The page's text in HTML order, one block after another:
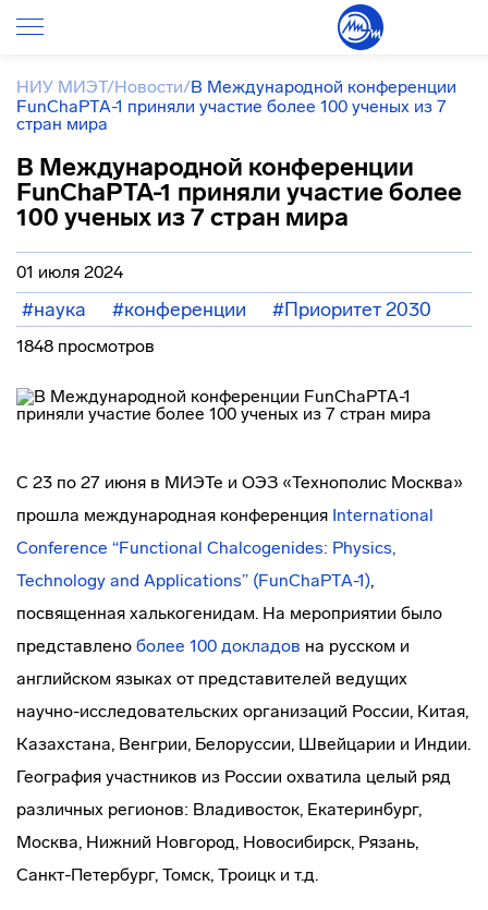
НИУ МИЭТ/Новости/B Международной конференции
FunChaPTA-1 приняли участие более 100 ученых из 7
стран мира
B Международной конференции
FunChaPTA-1 приняли участие более
100 ученых из 7 стран мира
01 июля 2024
#наука #конференции #Приоритет 2030
1848 просмотров
С 23 по 27 июня в МИЭТе и ОЭЗ «Технополис Москва»
прошла международная конференция International
Conference “Functional Chalcogenides: Physics,
Technology and Applications” (FunChaPTA-1),
посвященная халькогенидам. На мероприятии было
представлено более 100 докладов на русском и
английском языках от представителей ведущих
научно-исследовательских организаций России, Китая,
Казахстана, Венгрии, Белоруссии, Швейцарии и Индии.
География участников из России охватила целый ряд
различных регионов: Владивосток, Екатеринбург,
Москва, Нижний Новгород, Новосибирск, Рязань,
Санкт-Петербург, Томск, Троицк и т.д.